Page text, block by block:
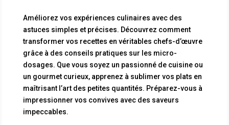
Améliorez vos expériences culinaires avec des
astuces simples et précises. Découvrez comment
transformer vos recettes en véritables chefs-d’œuvre
grâce à des conseils pratiques sur les micro-
dosages. Que vous soyez un passionné de cuisine ou
un gourmet curieux, apprenez à sublimer vos plats en
maîtrisant l’art des petites quantités. Préparez-vous à
impressionner vos convives avec des saveurs
impeccables.